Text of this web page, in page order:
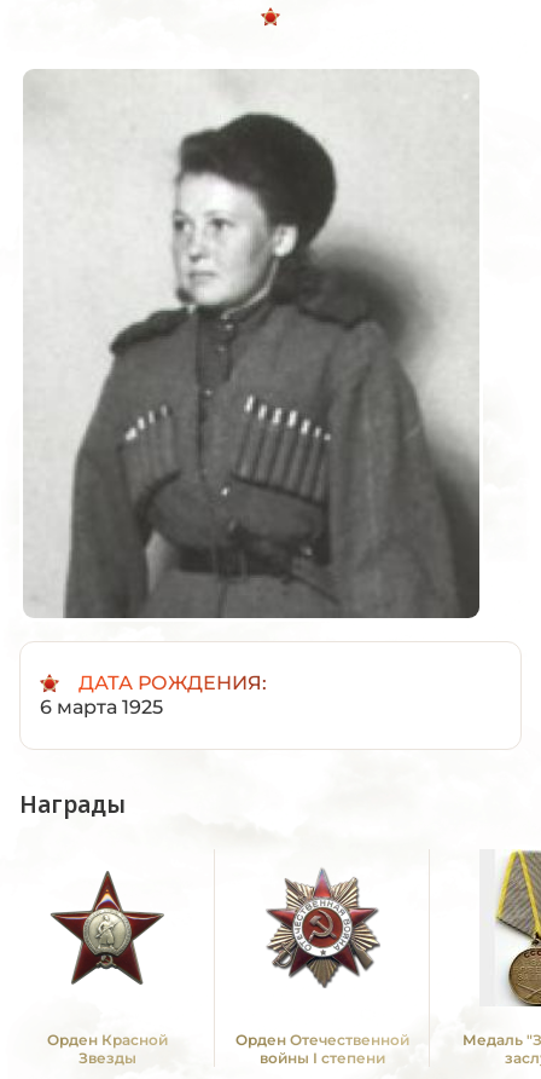
ДАТА РОЖДЕНИЯ:
6 марта 1925
Награды
Орден Красной
Звезды
Орден Отечественной
войны I степени
Медаль